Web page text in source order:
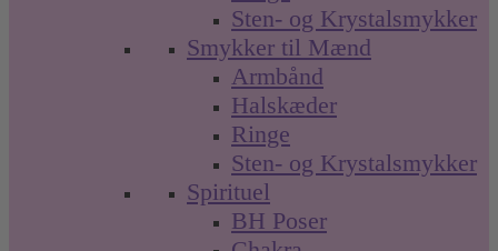
Sten- og Krystalsmykker
Smykker til Mænd
Armbånd
Halskæder
Ringe
Sten- og Krystalsmykker
Spirituel
BH Poser